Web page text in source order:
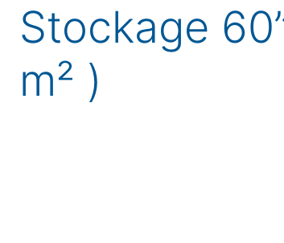
Stockage
m² )